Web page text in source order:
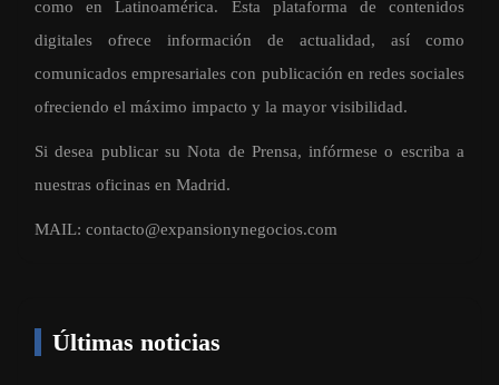
como en Latinoamérica. Esta plataforma de contenidos
digitales ofrece información de actualidad, así como
comunicados empresariales con publicación en redes sociales
ofreciendo el máximo impacto y la mayor visibilidad.
Si desea publicar su Nota de Prensa, infórmese o escriba a
nuestras oficinas en Madrid.
MAIL: contacto@expansionynegocios.com
Últimas noticias